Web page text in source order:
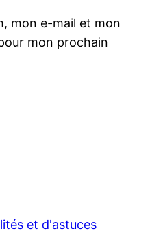
mon e-mail et mon
mon prochain
et d'astuces